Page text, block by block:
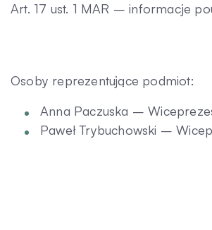
Art. 17 ust. 1 MAR – informacje
Osoby reprezentujące podmiot:
Anna Paczuska –
Paweł Trybuchowski –